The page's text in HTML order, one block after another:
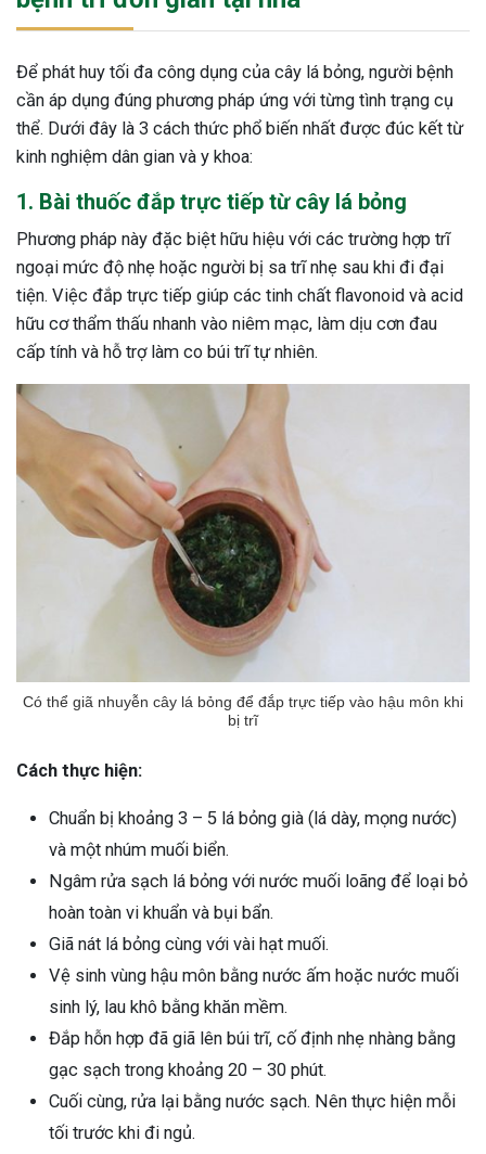
Để phát huy tối đa công dụng của cây lá bỏng, người bệnh
cần áp dụng đúng phương pháp ứng với từng tình trạng cụ
thể. Dưới đây là 3 cách thức phổ biến nhất được đúc kết từ
kinh nghiệm dân gian và y khoa:
1. Bài thuốc đắp trực tiếp từ cây lá bỏng
Phương pháp này đặc biệt hữu hiệu với các trường hợp trĩ
ngoại mức độ nhẹ hoặc người bị sa trĩ nhẹ sau khi đi đại
tiện. Việc đắp trực tiếp giúp các tinh chất flavonoid và acid
hữu cơ thẩm thấu nhanh vào niêm mạc, làm dịu cơn đau
cấp tính và hỗ trợ làm co búi trĩ tự nhiên.
Có thể giã nhuyễn cây lá bỏng để đắp trực tiếp vào hậu môn khi
bị trĩ
Cách thực hiện:
Chuẩn bị khoảng 3 – 5 lá bỏng già (lá dày, mọng nước)
và một nhúm muối biển.
Ngâm rửa sạch lá bỏng với nước muối loãng để loại bỏ
hoàn toàn vi khuẩn và bụi bẩn.
Giã nát lá bỏng cùng với vài hạt muối.
Vệ sinh vùng hậu môn bằng nước ấm hoặc nước muối
sinh lý, lau khô bằng khăn mềm.
Đắp hỗn hợp đã giã lên búi trĩ, cố định nhẹ nhàng bằng
gạc sạch trong khoảng 20 – 30 phút.
Cuối cùng, rửa lại bằng nước sạch. Nên thực hiện mỗi
tối trước khi đi ngủ.